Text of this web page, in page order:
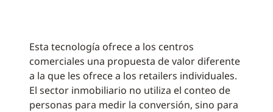
Esta tecnología ofrece a los centros
comerciales una propuesta de valor diferente
a la que les ofrece a los retailers individuales.
El sector inmobiliario no utiliza el conteo de
personas para medir la conversión, sino para